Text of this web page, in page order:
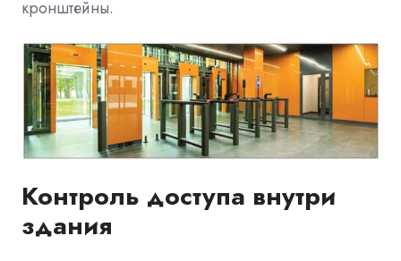
кронштейны.
Контроль доступа внутри
здания